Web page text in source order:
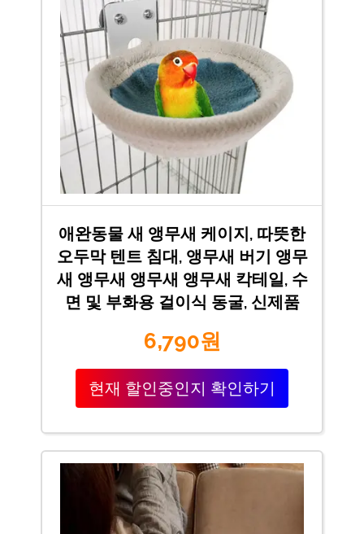
애완동물 새 앵무새 케이지, 따뜻한
오두막 텐트 침대, 앵무새 버기 앵무
새 앵무새 앵무새 앵무새 칵테일, 수
면 및 부화용 걸이식 동굴, 신제품
6,790원
현재 할인중인지 확인하기